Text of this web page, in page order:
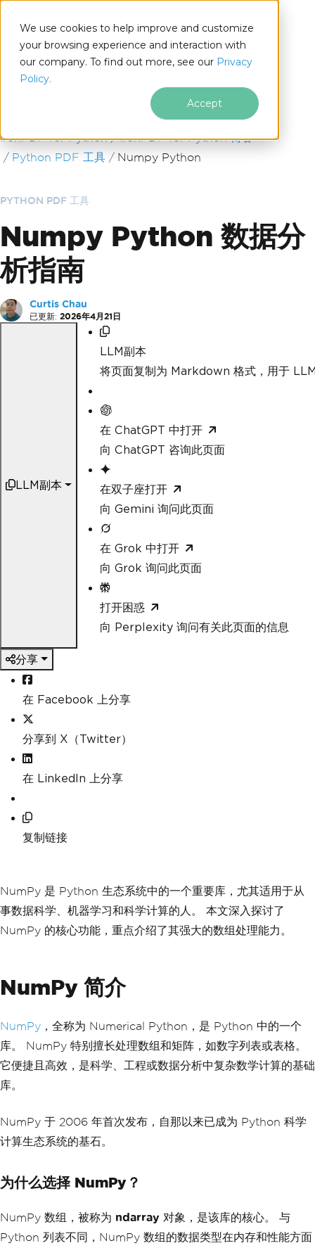
We use cookies to help improve and customize
your browsing experience and interaction with
our company. To find out more, see our Privacy
Policy.
Accept
Python
跳至页脚内容
IronPDF for Python
IronPDF for Python 博客
Python PDF 工具
Numpy Python
PYTHON PDF 工具
Numpy Python 数据分
析指南
Curtis Chau
已更新: 2026年4月21日
LLM副本
LLM副本
将页面复制为 Markdown 格式，用于
在 ChatGPT 中打开
向 ChatGPT 咨询此页面
在双子座打开
向 Gemini 询问此页面
在 Grok 中打开
向 Grok 询问此页面
打开困惑
向 Perplexity 询问有关此页面的信息
分享
在 Facebook 上分享
分享到 X（Twitter）
在 LinkedIn 上分享
复制链接
NumPy 是 Python 生态系统中的一个重要库，尤其适用于从
事数据科学、机器学习和科学计算的人。 本文深入探讨了
NumPy 的核心功能，重点介绍了其强大的数组处理能力。
NumPy 简介
NumPy ，全称为 Numerical Python，是 Python 中的一个
库。 NumPy 特别擅长处理数组和矩阵，如数字列表或表格。
它便捷且高效，是科学、工程或数据分析中复杂数学计算的基础
库。
NumPy 于 2006 年首次发布，自那以来已成为 Python 科学
计算生态系统的基石。
为什么选择 NumPy？
NumPy 数组，被称为 ndarray 对象，是该库的核心。 与
Python 列表不同，NumPy 数组的数据类型在内存和性能方面